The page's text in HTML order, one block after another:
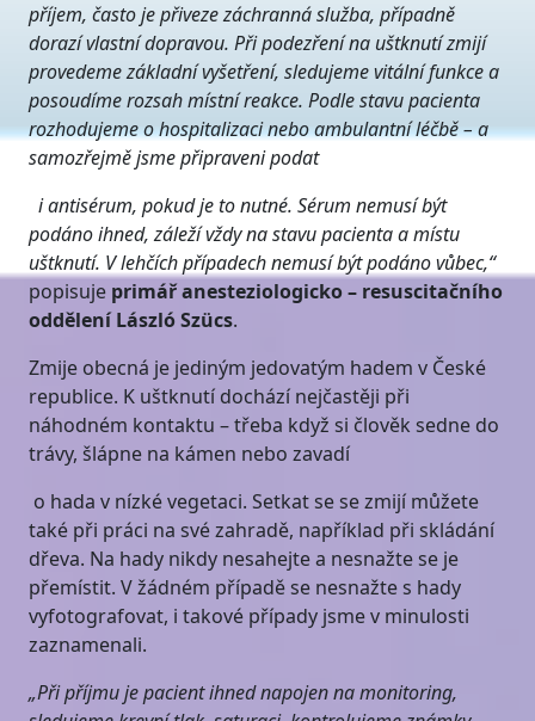
příjem, často je přiveze záchranná služba, případně
dorazí vlastní dopravou. Při podezření na uštknutí zmijí
provedeme základní vyšetření, sledujeme vitální funkce a
posoudíme rozsah místní reakce. Podle stavu pacienta
rozhodujeme o hospitalizaci nebo ambulantní léčbě – a
samozřejmě jsme připraveni podat
i antisérum, pokud je to nutné. Sérum nemusí být
podáno ihned, záleží vždy na stavu pacienta a místu
uštknutí. V lehčích případech nemusí být podáno vůbec,“
popisuje primářanesteziologicko– resuscitačního
oddělení LászlóSzücs.
Zmije obecná je jediným jedovatým hadem v České
republice. K uštknutí dochází nejčastěji při
náhodném kontaktu – třeba když si člověk sedne do
trávy, šlápne na kámen nebo zavadí
o hada v nízké vegetaci. Setkat se se zmijí můžete
také při práci na své zahradě, například při skládání
dřeva. Na hady nikdy nesahejte a nesnažte se je
přemístit. V žádném případě se nesnažte s hady
vyfotografovat, i takové případy jsme v minulosti
zaznamenali.
„Při příjmu je pacient ihned napojen na monitoring,